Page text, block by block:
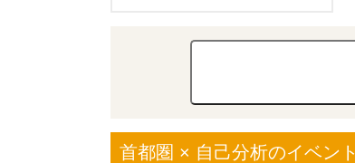
首都圏 × 自己分析のイベント